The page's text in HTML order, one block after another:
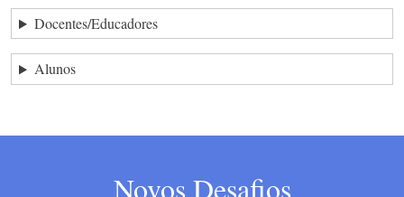
Docentes/Educadores
Alunos
Novos Desafios